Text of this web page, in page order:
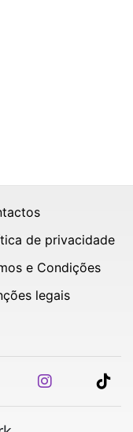
de privacidade
e Condições
legais
instagram